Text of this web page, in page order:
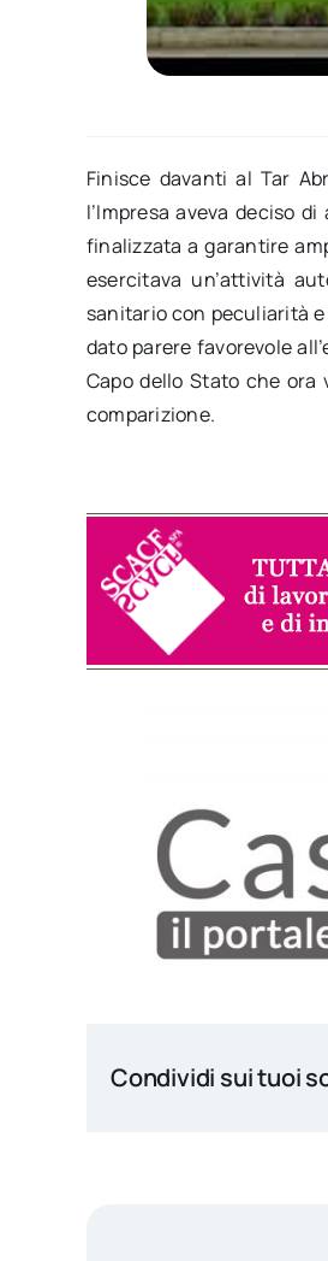
Finisce davanti al Tar
l’Impresa aveva deciso
finalizzata a garantire
esercitava un’attività
sanitario con peculiarità
dato parere favorevole
Capo dello Stato che
comparizione.
Condividi sui tuoi